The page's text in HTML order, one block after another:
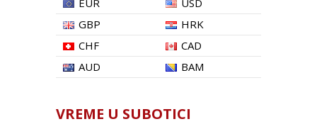
GBP
HRK
CHF
CAD
AUD
BAM
VREME U SUBOTICI